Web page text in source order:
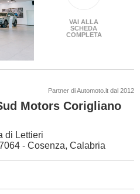
VAI ALLA
SCHEDA
COMPLETA
Partner di Automoto.it dal 2012
Motors Corigliano
di Lettieri
- Cosenza, Calabria